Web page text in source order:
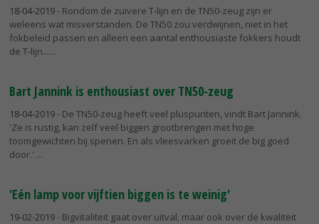
18-04-2019- Rondom de zuivere T-lijn en de TN50-zeug zijn er
weleens wat misverstanden. De TN50 zou verdwijnen, niet in het
fokbeleid passen en alleen een aantal enthousiaste fokkers houdt
de T-lijn...
Bart Jannink is enthousiast over TN50-zeug
18-04-2019- De TN50-zeug heeft veel pluspunten, vindt Bart Jannink.
'Ze is rustig, kan zelf veel biggen grootbrengen met hoge
toomgewichten bij spenen. En als vleesvarken groeit de big goed
door.'
'Eén lamp voor vijftien biggen is te weinig'
19-02-2019- Bigvitaliteit gaat over uitval, maar ook over de kwaliteit